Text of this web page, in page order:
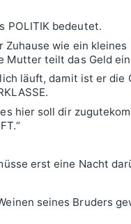
POLITIK bedeutet.
wie ein
Mutter teilt das Geld
läuft, damit ist er die
hier soll dir
erst eine Nacht
seines Bruders